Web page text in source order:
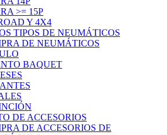
>= 15P
Y 4X4
TIPOS DE NEUMÁTICOS
DE NEUMÁTICOS
BAQUET
DE ACCESORIOS
DE ACCESORIOS DE